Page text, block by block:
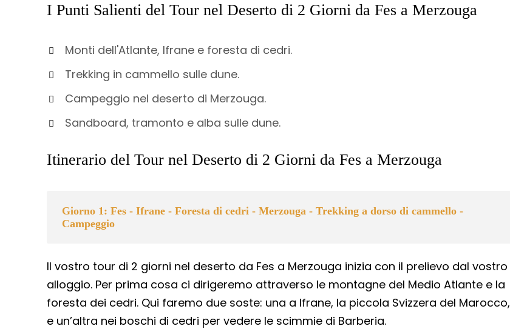
I Punti Salienti del Tour nel Deserto di 2 Giorni da Fes a Merzouga
Monti dell'Atlante, Ifrane e foresta di cedri.
Trekking in cammello sulle dune.
Campeggio nel deserto di Merzouga.
Sandboard, tramonto e alba sulle dune.
Itinerario del Tour nel Deserto di 2 Giorni da Fes a Merzouga
Giorno 1: Fes - Ifrane - Foresta di cedri - Merzouga - Trekking a dorso di cammello -
Campeggio
Il vostro tour di 2 giorni nel deserto da Fes a Merzouga inizia con il prelievo dal vostro
alloggio. Per prima cosa ci dirigeremo attraverso le montagne del Medio Atlante e la
foresta dei cedri. Qui faremo due soste: una a Ifrane, la piccola Svizzera del Marocco,
e un’altra nei boschi di cedri per vedere le scimmie di Barberia.